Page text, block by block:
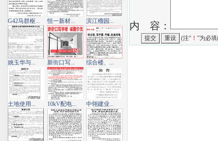
内 容：
(注“ ！ ”为必
G42马群枢... 恒一新材... 滨江榴园...
姚玉华与... 新街口写... 综合楼、...
土地使用... 10kV配电... 中翎建业...